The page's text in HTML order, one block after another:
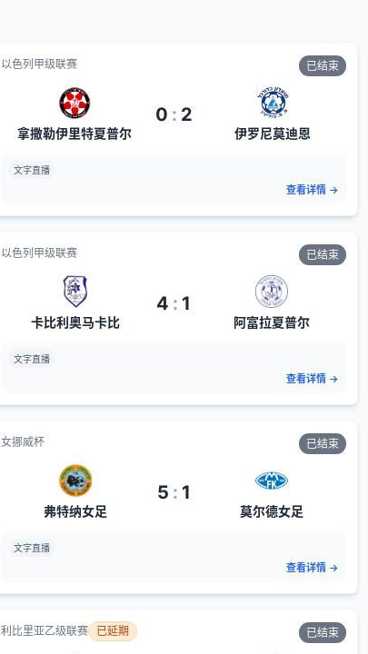
以色列甲级联赛 已结束
拿撒勒伊里特夏普尔
0 : 2
伊罗尼莫迪恩
文字直播
查看详情→
以色列甲级联赛 已结束
卡比利奥马卡比
4 : 1
阿富拉夏普尔
文字直播
查看详情→
女挪威杯 已结束
弗特纳女足
5 : 1
莫尔德女足
文字直播
查看详情→
利比里亚乙级联赛 已延期 已结束